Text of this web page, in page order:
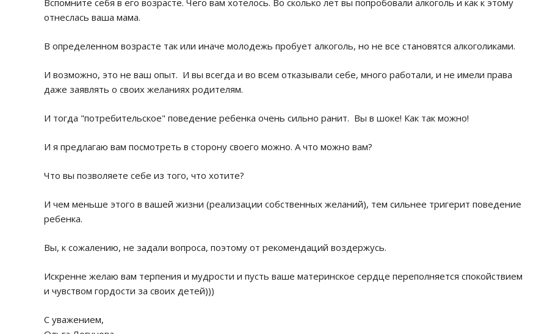
Вспомните себя в его возрасте. Чего вам хотелось. Во сколько лет вы попробовали алкоголь и как к этому
отнеслась ваша мама.
В определенном возрасте так или иначе молодежь пробует алкоголь, но не все становятся алкоголиками.
И возможно, это не ваш опыт. И вы всегда и во всем отказывали себе, много работали, и не имели права
даже заявлять о своих желаниях родителям.
И тогда "потребительское" поведение ребенка очень сильно ранит. Вы в шоке! Как так можно!
И я предлагаю вам посмотреть в сторону своего можно. А что можно вам?
Что вы позволяете себе из того, что хотите?
И чем меньше этого в вашей жизни (реализации собственных желаний), тем сильнее тригерит поведение
ребенка.
Вы, к сожалению, не задали вопроса, поэтому от рекомендаций воздержусь.
Искренне желаю вам терпения и мудрости и пусть ваше материнское сердце переполняется спокойствием
и чувством гордости за своих детей)))
С уважением,